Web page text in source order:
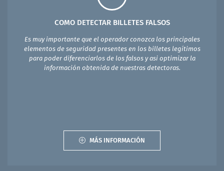
COMO DETECTAR BILLETES FALSOS
Es muy importante que el operador conozca los principales
elementos de seguridad presentes en los billetes legítimos
para poder diferenciarlos de los falsos y asi optimizar la
información obtenida de nuestras detectoras.
MÁS INFORMACIÓN